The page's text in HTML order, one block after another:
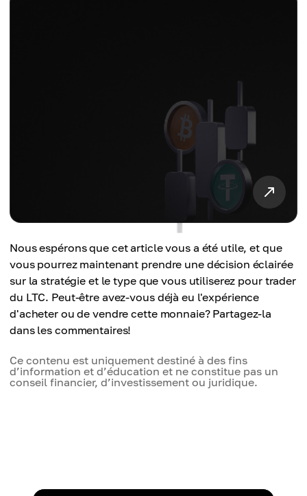
Nous espérons que cet article vous a été utile, et que
vous pourrez maintenant prendre une décision éclairée
sur la stratégie et le type que vous utiliserez pour trader
du LTC. Peut-être avez-vous déjà eu l'expérience
d'acheter ou de vendre cette monnaie? Partagez-la
dans les commentaires!
Ce contenu est uniquement destiné à des fins
d’information et d’éducation et ne constitue pas un
conseil financier, d’investissement ou juridique.